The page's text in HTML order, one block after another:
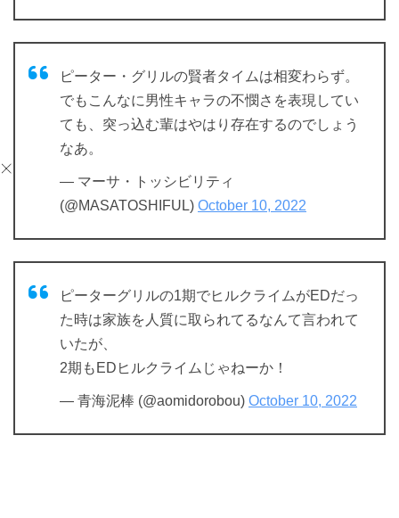
ピーター・グリルの賢者タイムは相変わらず。
でもこんなに男性キャラの不憫さを表現してい
ても、突っ込む輩はやはり存在するのでしょう
なあ。
— マーサ・トッシビリティ
(@MASATOSHIFUL) October 10, 2022
ピーターグリルの1期でヒルクライムがEDだっ
た時は家族を人質に取られてるなんて言われて
いたが、
2期もEDヒルクライムじゃねーか！
— 青海泥棒 (@aomidorobou) October 10, 2022